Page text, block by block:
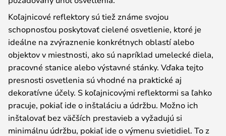
Koľajnicové reflektory sú tiež známe svojou
schopnosťou poskytovať cielené osvetlenie, ktoré je
ideálne na zvýraznenie konkrétnych oblastí alebo
objektov v miestnosti, ako sú napríklad umelecké diela,
pracovné stanice alebo výstavné stánky. Vďaka tejto
presnosti osvetlenia sú vhodné na praktické aj
dekoratívne účely. S koľajnicovými reflektormi sa ľahko
pracuje, pokiaľ ide o inštaláciu a údržbu. Možno ich
inštalovať bez väčších prestavieb a vyžadujú si
minimálnu údržbu, pokiaľ ide o výmenu svietidiel. To z